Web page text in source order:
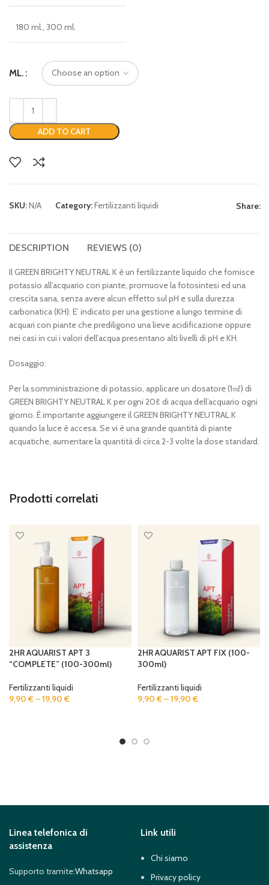
180 ml., 300 ml.
ML.
ADD TO CART
SKU:N/A Category:Fertilizzanti liquidi Share:
DESCRIPTION REVIEWS (0)
Il GREEN BRIGHTY NEUTRAL K è un fertilizzante liquido che fornisce
potassio all’acquario con piante, promuove la fotosintesi ed una
crescita sana, senza avere alcun effetto sul pH e sulla durezza
carbonatica (KH). E’ indicato per una gestione a lungo termine di
acquari con piante che prediligono una lieve acidificazione oppure
nei casi in cui i valori dell’acqua presentano alti livelli di pH e KH.
Dosaggio:
Per la somministrazione di potassio, applicare un dosatore (1㎖) di
GREEN BRIGHTY NEUTRAL K per ogni 20ℓ di acqua dell’acquario ogni
giorno. È importante aggiungere il GREEN BRIGHTY NEUTRAL K
quando la luce è accesa. Se vi è una grande quantità di piante
acquatiche, aumentare la quantità di circa 2-3 volte la dose standard.
Prodotti correlati
2HR AQUARIST APT 3
“COMPLETE” (100-300ml)
Fertilizzanti liquidi
9,90 €–19,90 €
2HR AQUARIST APT FIX (100-
300ml)
Fertilizzanti liquidi
9,90 €–19,90 €
Linea telefonica di
assistenza
Supporto tramite:Whatsapp
Link utili
Chi siamo
Privacy policy